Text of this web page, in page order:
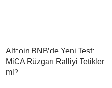
Altcoin BNB’de Yeni Test:
MiCA Rüzgarı Ralliyi Tetikler
mi?